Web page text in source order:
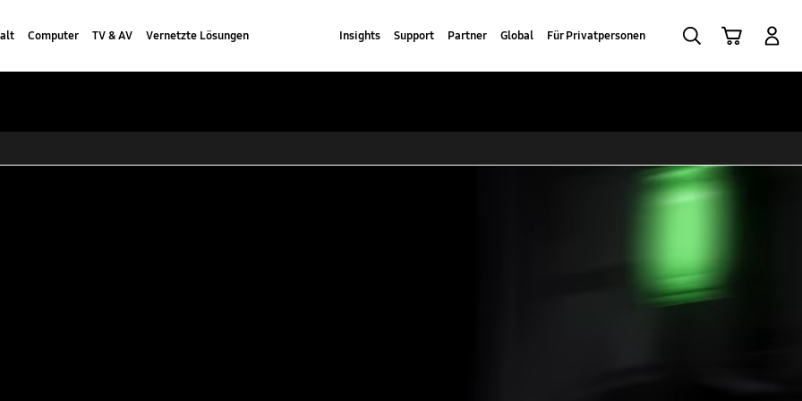
Computer TV & AV Vernetzte Lösungen Insights Support Partner Global Für Privatpersonen